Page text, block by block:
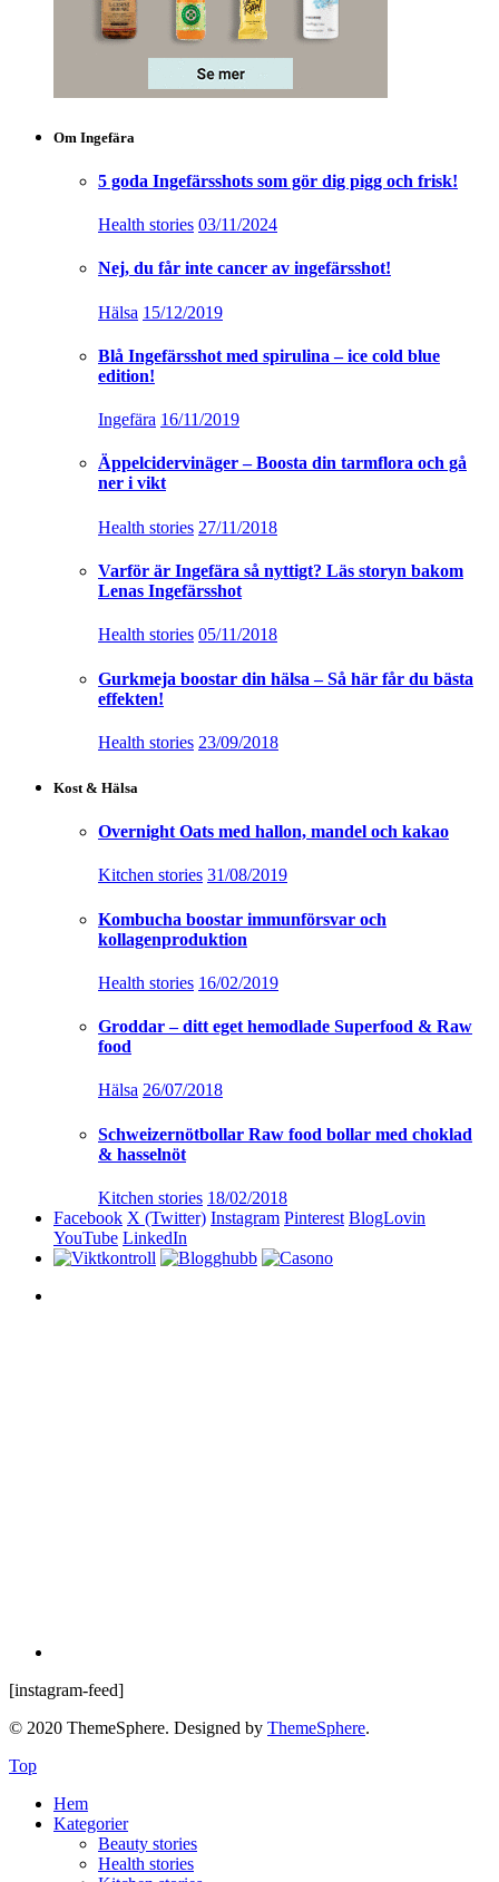
Om Ingefära
5 goda Ingefärsshots som gör dig pigg och frisk!
Health stories 03/11/2024
Nej, du får inte cancer av ingefärsshot!
Hälsa 15/12/2019
Blå Ingefärsshot med spirulina – ice cold blue
edition!
Ingefära 16/11/2019
Äppelcidervinäger – Boosta din tarmflora och gå
ner i vikt
Health stories 27/11/2018
Varför är Ingefära så nyttigt? Läs storyn bakom
Lenas Ingefärsshot
Health stories 05/11/2018
Gurkmeja boostar din hälsa – Så här får du bästa
effekten!
Health stories 23/09/2018
Kost & Hälsa
Overnight Oats med hallon, mandel och kakao
Kitchen stories 31/08/2019
Kombucha boostar immunförsvar och
kollagenproduktion
Health stories 16/02/2019
Groddar – ditt eget hemodlade Superfood & Raw
food
Hälsa 26/07/2018
Schweizernötbollar Raw food bollar med choklad
& hasselnöt
Kitchen stories 18/02/2018
Facebook X (Twitter) Instagram Pinterest BlogLovin
YouTube LinkedIn
[instagram-feed]
© 2020 ThemeSphere. Designed by ThemeSphere.
Top
Hem
Kategorier
Beauty stories
Health stories